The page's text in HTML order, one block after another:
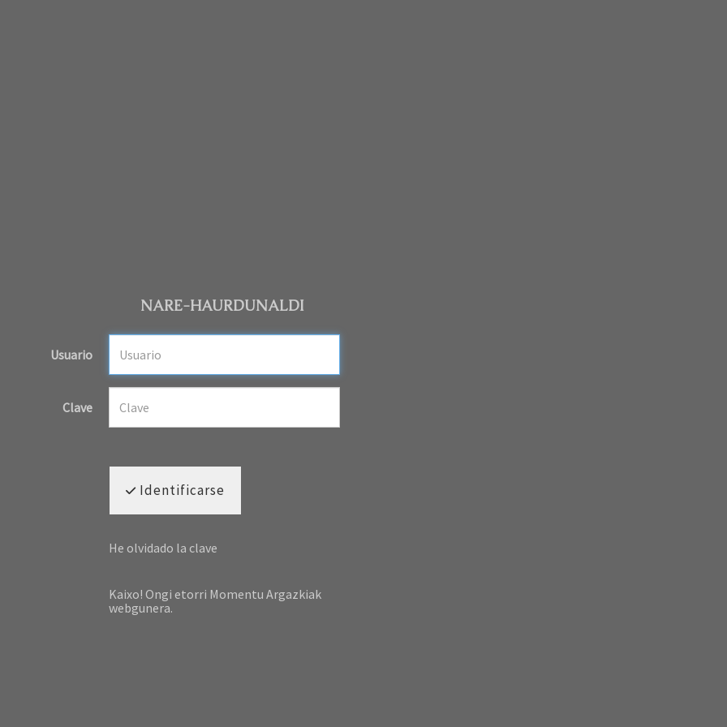
NARE-HAURDUNALDI
Usuario
Clave
Identificarse
He olvidado la clave
Kaixo! Ongi etorri Momentu Argazkiak
webgunera.